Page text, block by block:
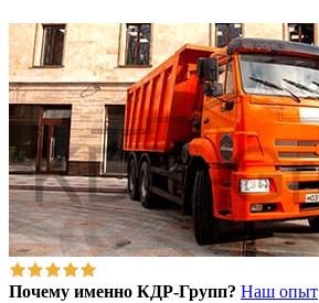
Почему именно КДР-Групп? Наш опыт